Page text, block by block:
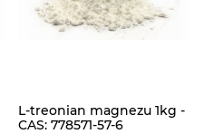
L-treonian magnezu 1kg -
CAS: 778571-57-6